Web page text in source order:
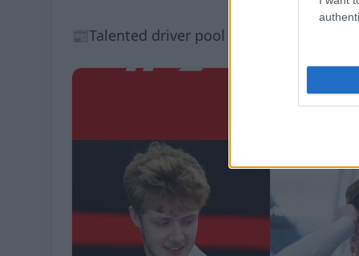
📰Talented driver pool to highlight two-